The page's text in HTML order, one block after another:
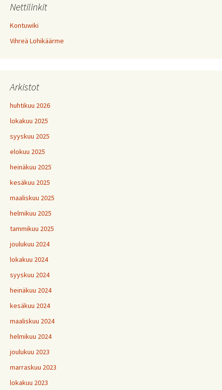
Nettilinkit
Kontuwiki
Vihreä Lohikäärme
Arkistot
huhtikuu 2026
lokakuu 2025
syyskuu 2025
elokuu 2025
heinäkuu 2025
kesäkuu 2025
maaliskuu 2025
helmikuu 2025
tammikuu 2025
joulukuu 2024
lokakuu 2024
syyskuu 2024
heinäkuu 2024
kesäkuu 2024
maaliskuu 2024
helmikuu 2024
joulukuu 2023
marraskuu 2023
lokakuu 2023